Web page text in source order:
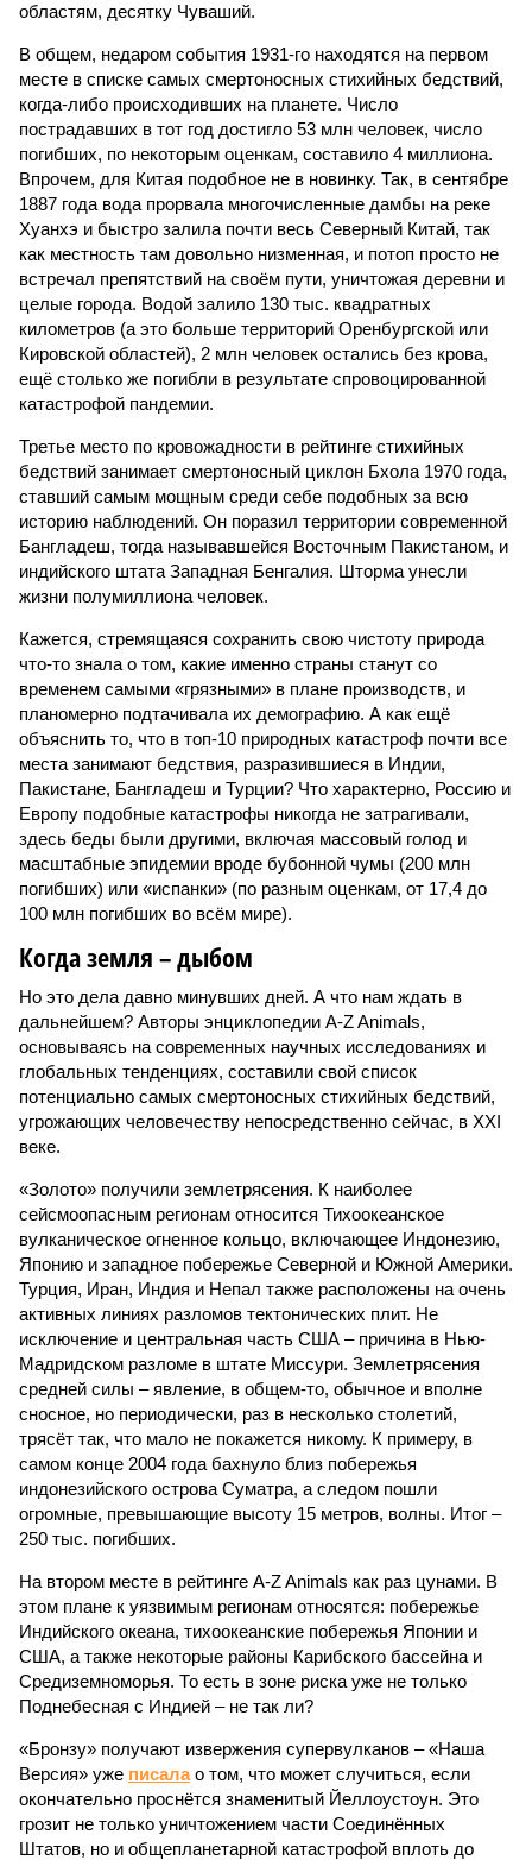
областям, десятку Чуваший.
В общем, недаром события 1931-го находятся на первом
месте в списке самых смертоносных стихийных бедствий,
когда-либо происходивших на планете. Число
пострадавших в тот год достигло 53 млн человек, число
погибших, по некоторым оценкам, составило 4 миллиона.
Впрочем, для Китая подобное не в новинку. Так, в сентябре
1887 года вода прорвала многочисленные дамбы на реке
Хуанхэ и быстро залила почти весь Северный Китай, так
как местность там довольно низменная, и потоп просто не
встречал препятствий на своём пути, уничтожая деревни и
целые города. Водой залило 130 тыс. квадратных
километров (а это больше территорий Оренбургской или
Кировской областей), 2 млн человек остались без крова,
ещё столько же погибли в результате спровоцированной
катастрофой пандемии.
Третье место по кровожадности в рейтинге стихийных
бедствий занимает смертоносный циклон Бхола 1970 года,
ставший самым мощным среди себе подобных за всю
историю наблюдений. Он поразил территории современной
Бангладеш, тогда называвшейся Восточным Пакистаном, и
индийского штата Западная Бенгалия. Шторма унесли
жизни полумиллиона человек.
Кажется, стремящаяся сохранить свою чистоту природа
что-то знала о том, какие именно страны станут со
временем самыми «грязными» в плане производств, и
планомерно подтачивала их демографию. А как ещё
объяснить то, что в топ-10 природных катастроф почти все
места занимают бедствия, разразившиеся в Индии,
Пакистане, Бангладеш и Турции? Что характерно, Россию и
Европу подобные катастрофы никогда не затрагивали,
здесь беды были другими, включая массовый голод и
масштабные эпидемии вроде бубонной чумы (200 млн
погибших) или «испанки» (по разным оценкам, от 17,4 до
100 млн погибших во всём мире).
Когда земля – дыбом
Но это дела давно минувших дней. А что нам ждать в
дальнейшем? Авторы энциклопедии A-Z Animals,
основываясь на современных научных исследованиях и
глобальных тенденциях, составили свой список
потенциально самых смертоносных стихийных бедствий,
угрожающих человечеству непосредственно сейчас, в XXI
веке.
«Золото» получили землетрясения. К наиболее
сейсмоопасным регионам относится Тихоокеанское
вулканическое огненное кольцо, включающее Индонезию,
Японию и западное побережье Северной и Южной Америки.
Турция, Иран, Индия и Непал также расположены на очень
активных линиях разломов тектонических плит. Не
исключение и центральная часть США – причина в Нью-
Мадридском разломе в штате Миссури. Землетрясения
средней силы – явление, в общем-то, обычное и вполне
сносное, но периодически, раз в несколько столетий,
трясёт так, что мало не покажется никому. К примеру, в
самом конце 2004 года бахнуло близ побережья
индонезийского острова Суматра, а следом пошли
огромные, превышающие высоту 15 метров, волны. Итог –
250 тыс. погибших.
На втором месте в рейтинге A-Z Animals как раз цунами. В
этом плане к уязвимым регионам относятся: побережье
Индийского океана, тихо­океанские побережья Японии и
США, а также некоторые районы Карибского бассейна и
Средиземноморья. То есть в зоне риска уже не только
Поднебесная с Индией – не так ли?
«Бронзу» получают извержения супервулканов – «Наша
Версия» уже писалао том, что может случиться, если
окончательно проснётся знаменитый Йеллоустоун. Это
грозит не только уничтожением части Соединённых
Штатов, но и общепланетарной катастрофой вплоть до